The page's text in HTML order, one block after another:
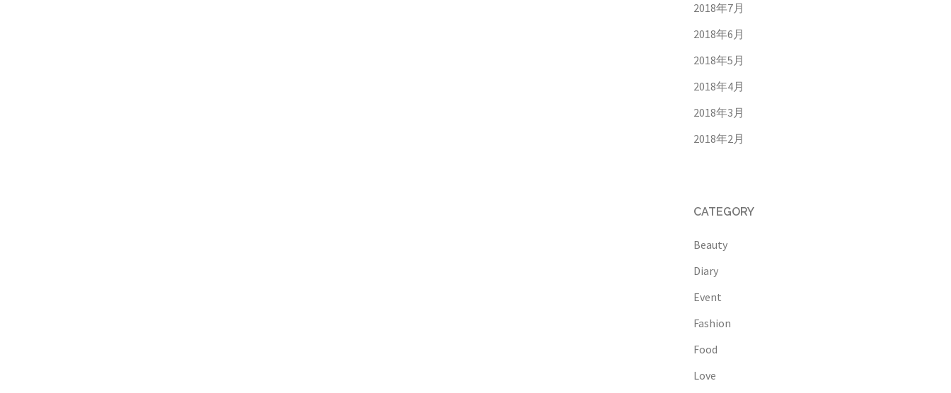
2018年7月
2018年6月
2018年5月
2018年4月
2018年3月
2018年2月
CATEGORY
Beauty
Diary
Event
Fashion
Food
Love